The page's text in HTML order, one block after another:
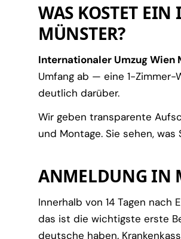
WAS KOSTET
MÜNSTER?
Internationaler Umzug Wien
Umfang ab — eine 1-Zimmer-
deutlich darüber.
Wir geben transparente
und Montage. Sie sehen, was
ANMELDUNG IN
Innerhalb von 14 Tagen
das ist die wichtigste erste
deutsche haben.